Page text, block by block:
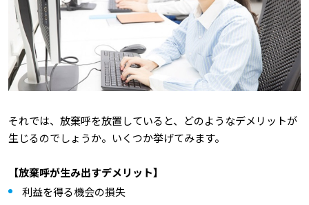
それでは、放棄呼を放置していると、どのようなデメリットが
生じるのでしょうか。いくつか挙げてみます。
【放棄呼が生み出すデメリット】
利益を得る機会の損失